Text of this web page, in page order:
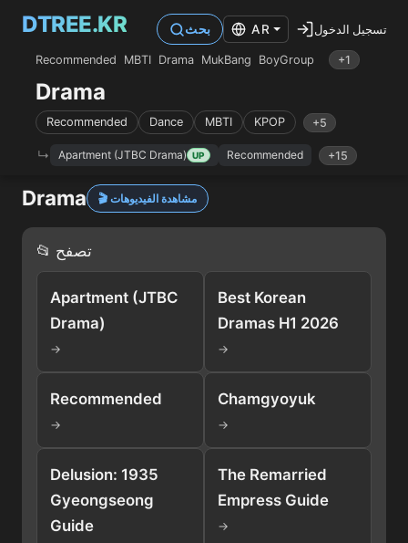
DTREE.KR
Recommended MBTI Drama MukBang BoyGroup +1
Drama
Recommended Dance MBTI KPOP +5
Apartment (JTBC Drama) UP Recommended +15
بحث AR تسجيل الدخول
Drama 🎬 مشاهدة الفيديوهات
📂 تصفح
Apartment (JTBC
Drama)
→
Best Korean
Dramas H1 2026
→
Recommended
→
Chamgyoyuk
→
Delusion: 1935
Gyeongseong
Guide
The Remarried
Empress Guide
→